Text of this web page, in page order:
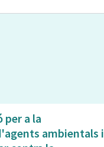
per a la
ambientals i